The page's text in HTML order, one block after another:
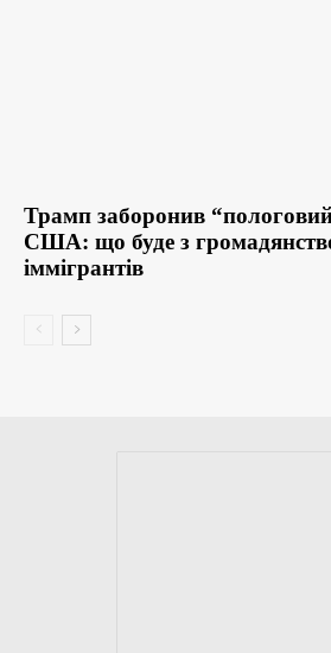
Трамп заборонив
США: що буде з
іммігрантів